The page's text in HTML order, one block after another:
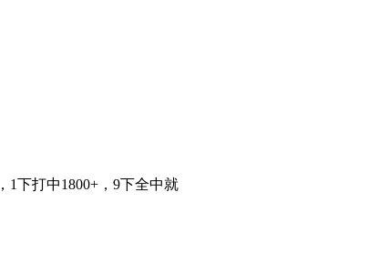
1下打中1800+，9下全中就